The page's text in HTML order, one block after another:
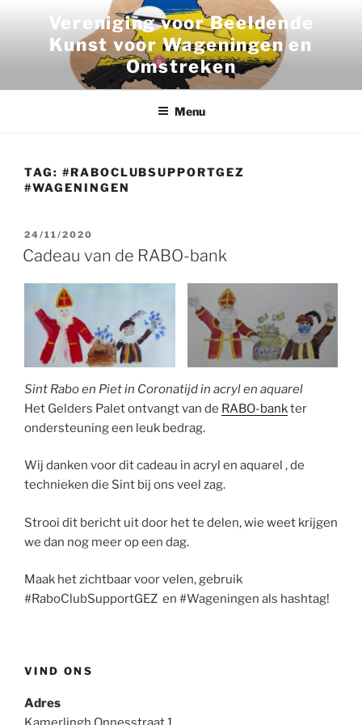
Vereniging voor Beeldende
Kunst voor Wageningen en
Omstreken
Menu
TAG: #RABOCLUBSUPPORTGEZ
#WAGENINGEN
GEPLAATST
OP
24/11/2020
Cadeau van de RABO-bank
Sint Rabo en Piet in Coronatijd in acryl en aquarel
Het Gelders Palet ontvangt van de RABO-bankter
ondersteuning een leuk bedrag.
Wij danken voor dit cadeau in acryl en aquarel , de
technieken die Sint bij ons veel zag.
Strooi dit bericht uit door het te delen, wie weet krijgen
we dan nog meer op een dag.
Maak het zichtbaar voor velen, gebruik
#RaboClubSupportGEZ en #Wageningen als hashtag!
VIND ONS
Adres